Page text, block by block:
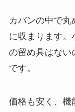
カバンの中で丸
に収まります。
の留め具はない
です。
価格も安く、機